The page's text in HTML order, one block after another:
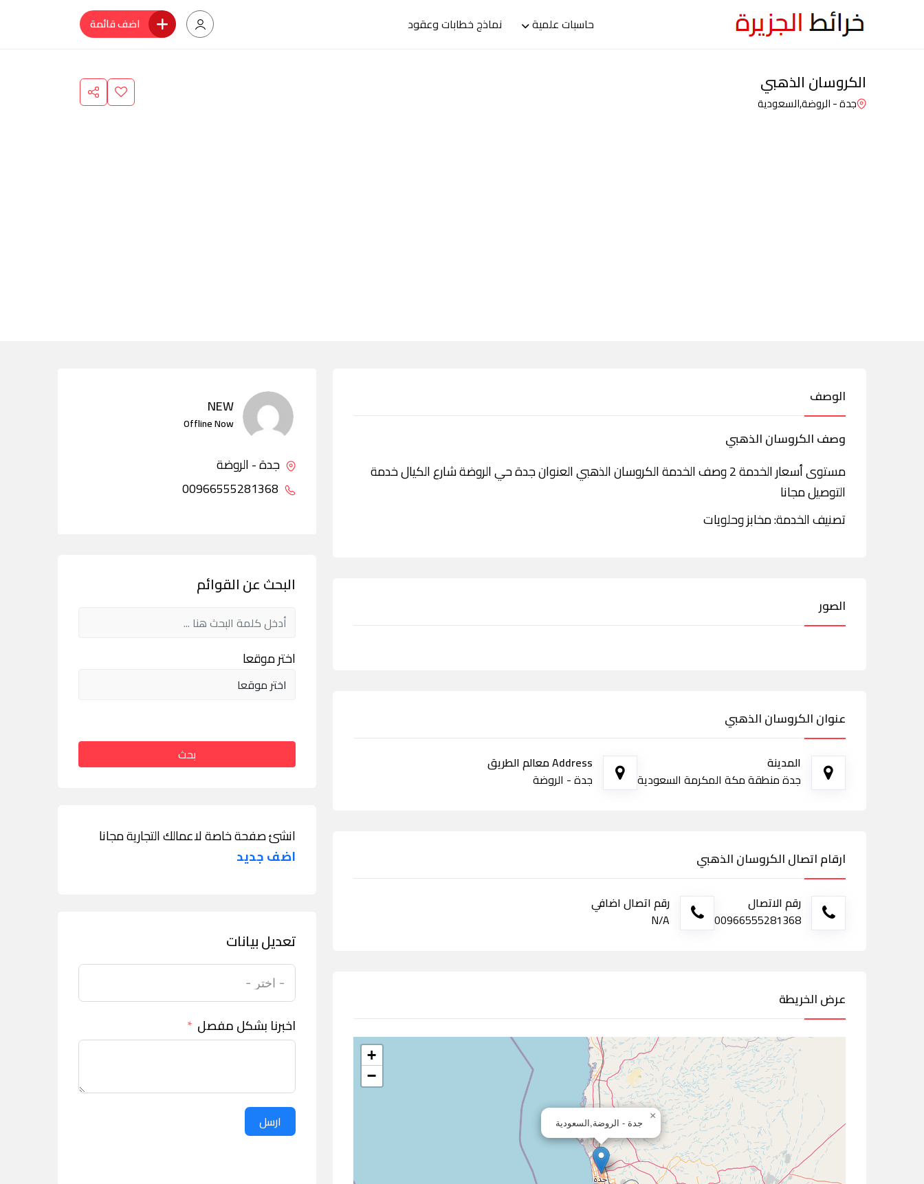
حاسبات علمية نماذج خطابات وعقود اضف قائمة
الكروسان الذهبي
جدة - الروضة,السعودية
الوصف
وصف الكروسان الذهبي
مستوى أسعار الخدمة 2 وصف الخدمة الكروسان الذهبي العنوان جدة حي الروضة شارع الكيال خدمة
التوصيل مجانا
تصنيف الخدمة: مخابز وحلويات
الصور
عنوان الكروسان الذهبي
المدينة
جدة منطقة مكة المكرمة السعودية
Address معالم الطريق
جدة - الروضة
ارقام اتصال الكروسان الذهبي
رقم الاتصال
00966555281368
رقم اتصال اضافي
N/A
عرض الخريطة
جدة - الروضة,السعودية
×
+
−
NEW
Offline Now
جدة - الروضة
البحث عن القوائم
اختر موقعا
بحث
انشئ صفحة خاصة لاعمالك التجارية مجانا
اضف جديد
تعديل بيانات
اخبرنا بشكل مفصل
ارسل